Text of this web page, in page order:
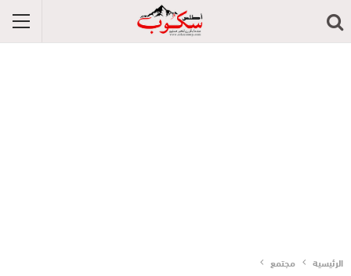
الرئيسية مجتمع